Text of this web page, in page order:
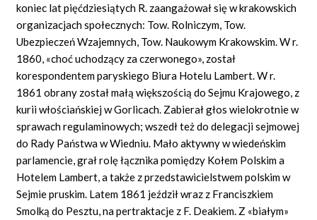
koniec lat pięćdziesiątych R. zaangażował się w krakowskich
organizacjach społecznych: Tow. Rolniczym, Tow.
Ubezpieczeń Wzajemnych, Tow. Naukowym Krakowskim. W r.
1860, «choć uchodzący za czerwonego», został
korespondentem paryskiego Biura Hotelu Lambert. W r.
1861 obrany został małą większością do Sejmu Krajowego, z
kurii włościańskiej w Gorlicach. Zabierał głos wielokrotnie w
sprawach regulaminowych; wszedł też do delegacji sejmowej
do Rady Państwa w Wiedniu. Mało aktywny w wiedeńskim
parlamencie, grał rolę łącznika pomiędzy Kołem Polskim a
Hotelem Lambert, a także z przedstawicielstwem polskim w
Sejmie pruskim. Latem 1861 jeździł wraz z Franciszkiem
Smolką do Pesztu, na pertraktacje z F. Deakiem. Z «białym»